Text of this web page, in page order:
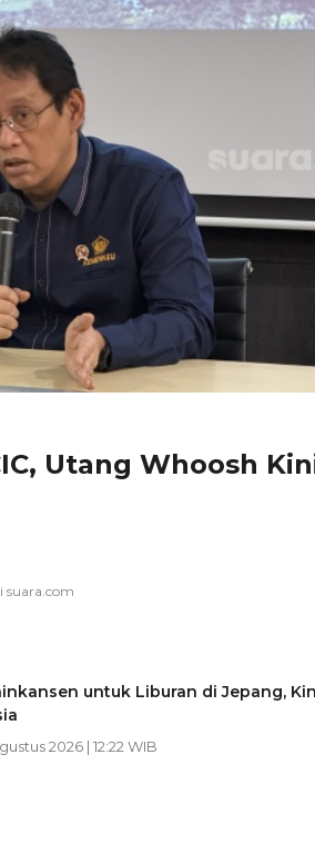
Utang Whoosh
untuk Liburan di Jepang,
2026 | 12:22 WIB